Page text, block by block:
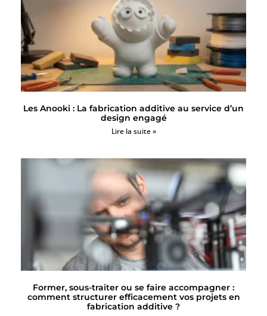
Les Anooki : La fabrication additive au service d’un
design engagé
Lire la suite »
Former, sous-traiter ou se faire accompagner :
comment structurer efficacement vos projets en
fabrication additive ?